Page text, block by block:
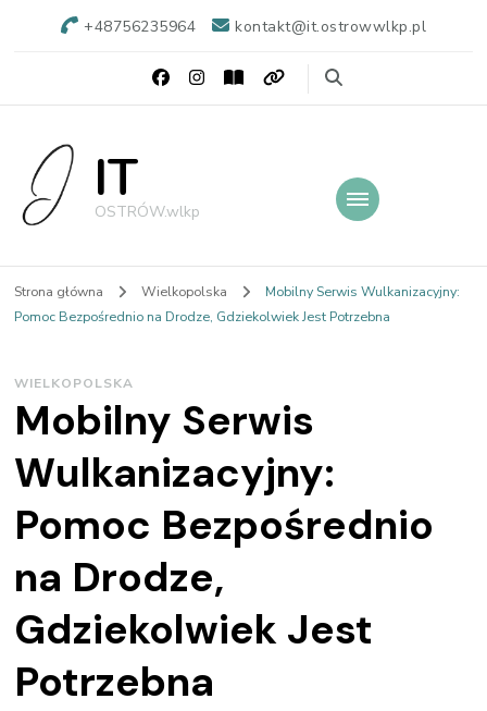
+48756235964 kontakt@it.ostrowwlkp.pl
IT
OSTRÓW.wlkp
Strona główna Wielkopolska
Mobilny Serwis Wulkanizacyjny:
Pomoc Bezpośrednio na Drodze, Gdziekolwiek Jest Potrzebna
WIELKOPOLSKA
Mobilny Serwis
Wulkanizacyjny:
Pomoc Bezpośrednio
na Drodze,
Gdziekolwiek Jest
Potrzebna